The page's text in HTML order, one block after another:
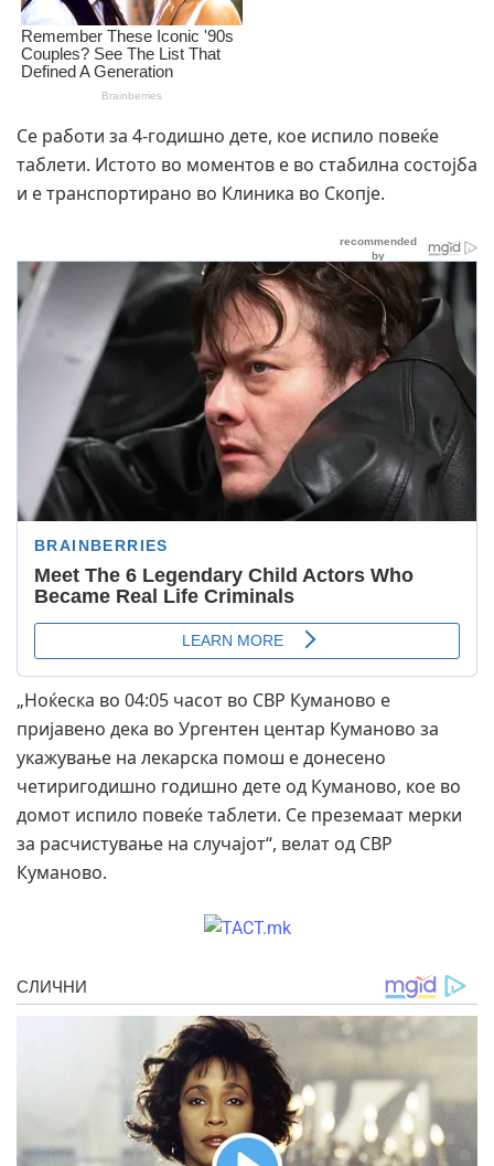
Се работи за 4-годишно дете, кое испило повеќе
таблети. Истото во моментов е во стабилна состојба
и е транспортирано во Клиника во Скопје.
„Ноќеска во 04:05 часот во СВР Куманово е
пријавено дека во Ургентен центар Куманово за
укажување на лекарска помош е донесено
четиригодишно годишно дете од Куманово, кое во
домот испило повеќе таблети. Се преземаат мерки
за расчистување на случајот“, велат од СВР
Куманово.